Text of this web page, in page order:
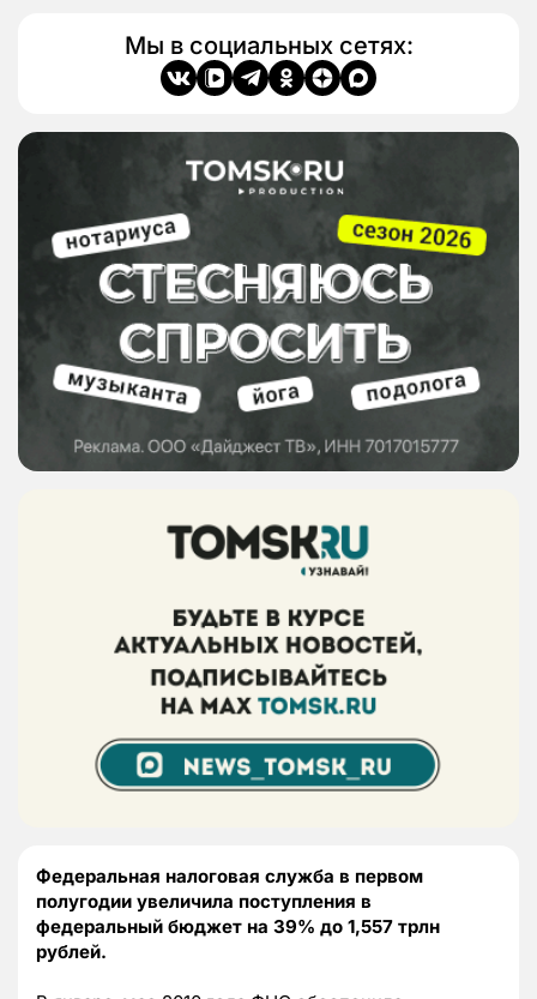
Мы в социальных сетях:
Федеральная налоговая служба в первом
полугодии увеличила поступления в
федеральный бюджет на 39% до 1,557 трлн
рублей.